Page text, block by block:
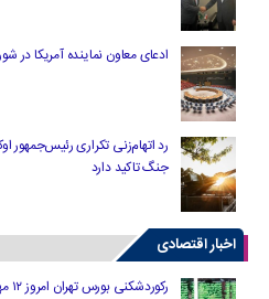
ادعای معاون نماینده آمریکا در
رد اتهام‌زنی تکراری رئیس‌جمهور
جنگ تاکید دارد
اخبار اقتصادی
رکوردشکنی بورس تهران امروز ۱۲ مهر ۱۴۰۴| بازار سهام رونق گرفت